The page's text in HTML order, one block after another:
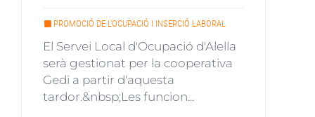
PROMOCIÓ DE L'OCUPACIÓ I INSERCIÓ LABORAL
El Servei Local d'Ocupació d'Alella
serà gestionat per la cooperativa
Gedi a partir d'aquesta
tardor.&nbsp;Les funcion...